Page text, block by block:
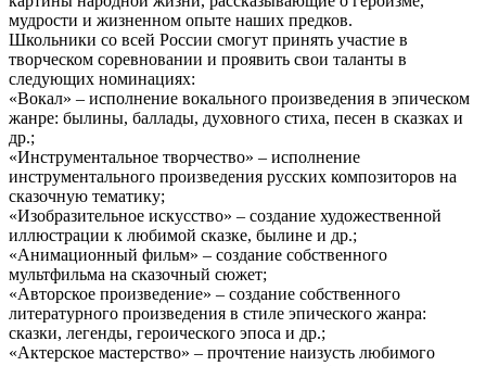
мудрости и жизненном опыте наших предков.
Школьники со всей России смогут принять участие в
творческом соревновании и проявить свои таланты в
следующих номинациях:
«Вокал» – исполнение вокального произведения в эпическом
жанре: былины, баллады, духовного стиха, песен в сказках и
др.;
«Инструментальное творчество» – исполнение
инструментального произведения русских композиторов на
сказочную тематику;
«Изобразительное искусство» – создание художественной
иллюстрации к любимой сказке, былине и др.;
«Анимационный фильм» – создание собственного
мультфильма на сказочный сюжет;
«Авторское произведение» – создание собственного
литературного произведения в стиле эпического жанра:
сказки, легенды, героического эпоса и др.;
«Актерское мастерство» – прочтение наизусть любимого